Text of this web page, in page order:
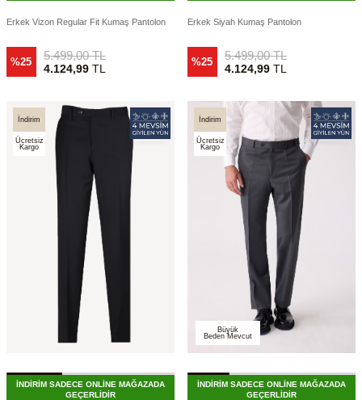
Erkek Vizon Regular Fit Kumaş Pantolon
%25 5.499,00TL
4.124,99TL
Erkek Siyah Kumaş Pantolon
%25 5.499,00TL
4.124,99TL
İndirim
Ücretsiz
Kargo
İNDİRİM SADECE ONLİNE MAĞAZADA
GEÇERLİDİR
İndirim
Ücretsiz
Kargo
Büyük
Beden Mevcut
İNDİRİM SADECE ONLİNE MAĞAZADA
GEÇERLİDİR